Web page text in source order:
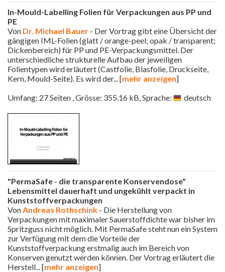
In-Mould-Labelling Folien für Verpackungen aus PP und
PE
Von Dr. Michael Bauer - Der Vortrag gibt eine Übersicht der
gängigen IML-Folien (glatt / orange-peel; opak / transparent;
Dickenbereich) für PP und PE-Verpackungsmittel. Der
unterschiedliche strukturelle Aufbau der jeweiligen
Folientypen wird erläutert (Castfolie, Blasfolie, Druckseite,
Kern, Mould-Seite). Es wird der... [mehr anzeigen]
Umfang: 27 Seiten , Grösse: 355.16 kB, Sprache:
deutsch
"PermaSafe - die transparente Konservendose"
Lebensmittel dauerhaft und ungekühlt verpackt in
Kunststoffverpackungen
VonAndreas Rothschink - Die Herstellung von
Verpackungen mit maximaler Sauerstoffdichte war bisher im
Spritzguss nicht möglich. Mit PermaSafe steht nun ein System
zur Verfügung mit dem die Vorteile der
Kunststoffverpackung erstmalig auch im Bereich von
Konserven genutzt werden können. Der Vortrag erläutert die
Herstell... [mehr anzeigen]